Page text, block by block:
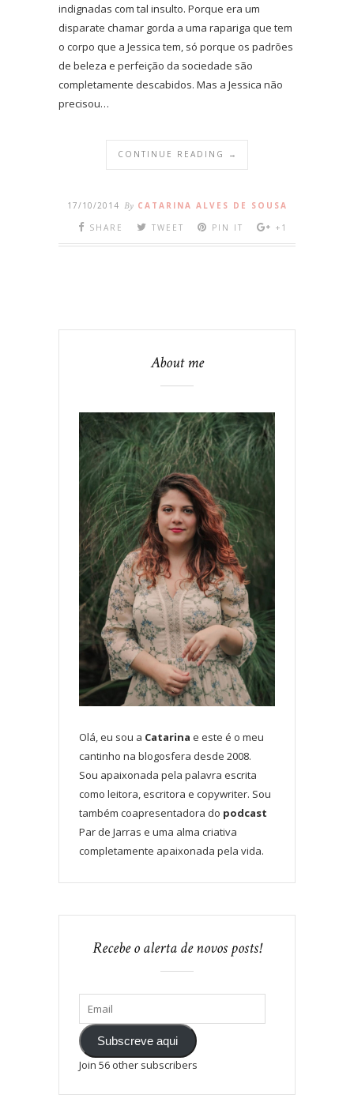
indignadas com tal insulto. Porque era um
disparate chamar gorda a uma rapariga que tem
o corpo que a Jessica tem, só porque os padrões
de beleza e perfeição da sociedade são
completamente descabidos. Mas a Jessica não
precisou…
CONTINUE READING →
17/10/2014 By CATARINA ALVES DE SOUSA
SHARE
TWEET PIN IT +1
About me
Olá, eu sou a Catarina e este é o meu
cantinho na blogosfera desde 2008.
Sou apaixonada pela palavra escrita
como leitora, escritora e copywriter. Sou
também coapresentadora do podcast
Par de Jarras e uma alma criativa
completamente apaixonada pela vida.
Recebe o alerta de novos posts!
Subscreve aqui
Join 56 other subscribers